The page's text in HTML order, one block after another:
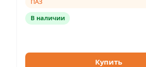
В наличии
Купить